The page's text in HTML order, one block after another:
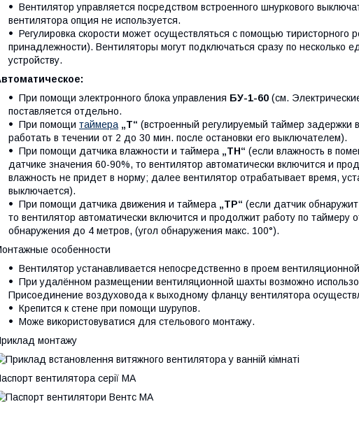
Вентилятор управляется посредством встроенного шнуркового
вентилятора опция не используется.
Регулировка скорости может осуществляться с помощью тиристорного
принадлежности). Вентиляторы могут подключаться сразу по несколько
устройству.
При помощи электронного блока управления БУ-1-60 (см.
поставляется отдельно.
При помощи таймера „Т“ (встроенный регулируемый таймер задержки
работать в течении от 2 до 30 мин. после остановки его выключателем).
При помощи датчика влажности и таймера „ТН“ (если влажность в
датчике значения 60-90%, то вентилятор автоматически включится и
влажность не придет в норму; далее вентилятор отрабатывает время,
выключается).
При помощи датчика движения и таймера „ТР“ (если датчик
то вентилятор автоматически включится и продолжит работу по таймеру
обнаружения до 4 метров, (угол обнаружения макс. 100°).
особенности
Вентилятор устанавливается непосредственно в проем
При удалённом размещении вентиляционной шахты возможно
Присоединение воздуховода к выходному фланцу вентилятора
Крепится к стене при помощи шурупов.
Може використовуватися для стельового монтажу.
монтажу
вентилятора серії МА